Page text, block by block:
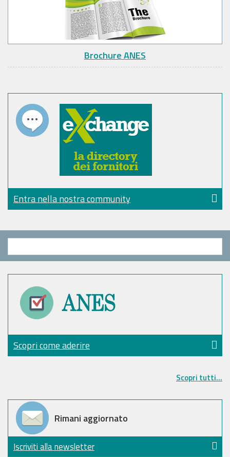
Brochure ANES
Entra nella nostra community
Scopri come aderire
Scopri tutti...
Rimani aggiornato
Iscriviti alla newsletter